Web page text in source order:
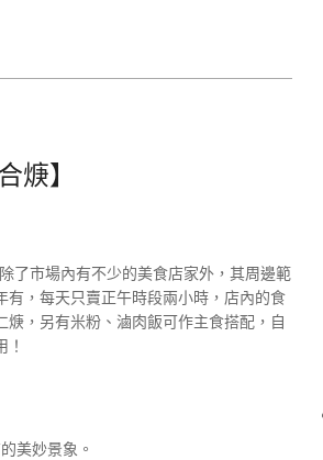
焿】
了市場內有不少的美食店家外，其周邊範
，每天只賣正午時段兩小時，店內的食
，另有米粉、滷肉飯可作主食搭配，自
美妙景象。